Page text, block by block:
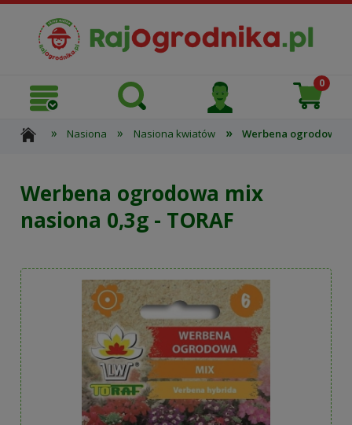
» Nasiona » Nasiona kwiatów » Werbena ogrodowa
Werbena ogrodowa mix
nasiona 0,3g - TORAF